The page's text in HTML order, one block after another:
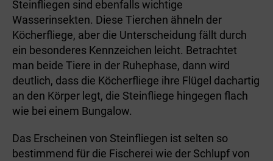
Steinfliegen sind ebenfalls wichtige
Wasserinsekten. Diese Tierchen ähneln der
Köcherfliege, aber die Unterscheidung fällt durch
ein besonderes Kennzeichen leicht. Betrachtet
man beide Tiere in der Ruhephase, dann wird
deutlich, dass die Köcherfliege ihre Flügel dachartig
an den Körper legt, die Steinfliege hingegen flach
wie bei einem Bungalow.
Das Erscheinen von Steinfliegen ist selten so
bestimmend für die Fischerei wie der Schlupf von